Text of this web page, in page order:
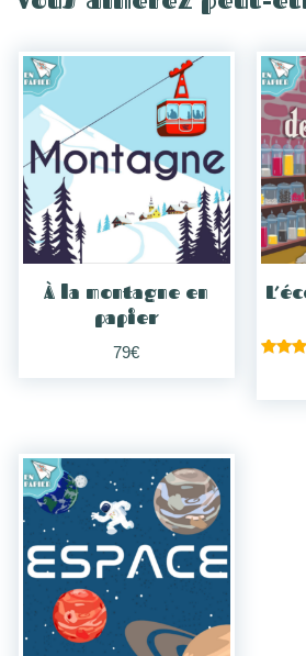
À la montagne en
papier
79€